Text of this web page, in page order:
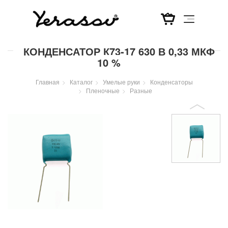
КОНДЕНСАТОР К73-17 630 В 0,33 МКФ
10 %
Главная Каталог Умелые руки
Конденсаторы
Пленочные
Разные